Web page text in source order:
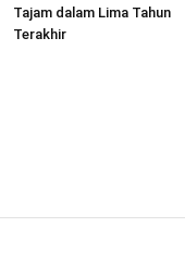
Tajam dalam Lima Tahun
Terakhir